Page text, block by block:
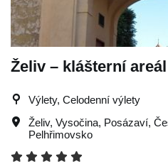
Želiv – klášterní
Výlety, Celodenní výlety
Želiv, Vysočina, Posázaví,
Pelhřimovsko